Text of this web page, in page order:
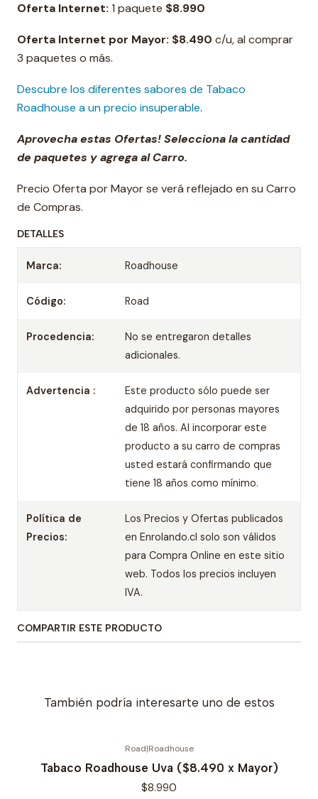
Oferta Internet: 1 paquete $8.990
Oferta Internet por Mayor: $8.490 c/u, al comprar
3 paquetes o más.
Descubre los diferentes sabores de Tabaco
Roadhouse a un precio insuperable.
Aprovecha estas Ofertas! Selecciona la cantidad
de paquetes y agrega al Carro.
Precio Oferta por Mayor se verá reflejado en su Carro
de Compras.
DETALLES
Marca: Roadhouse
Código: Road
Procedencia:
No se entregaron detalles
adicionales.
Advertencia :
Este producto sólo puede ser
adquirido por personas mayores
de 18 años. Al incorporar este
producto a su carro de compras
usted estará confirmando que
tiene 18 años como mínimo.
Política de
Precios:
Los Precios y Ofertas publicados
en Enrolando.cl solo son válidos
para Compra Online en este sitio
web. Todos los precios incluyen
IVA.
COMPARTIR ESTE PRODUCTO
También podría interesarte uno de estos
Road|Roadhouse
Tabaco Roadhouse Uva ($8.490 x Mayor)
$8.990